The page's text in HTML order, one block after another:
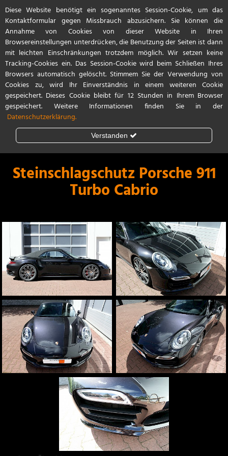
Start Referenzen Kontakt / Anfahrt
Lackschutzfolie
Porsche
Aston Martin
weitere Marken
Fahrzeugbeschriftungen
Beschriftungen und Schilder
Sichtschutz
Sonnenschutz
Infrastruktur
Steinschlagschutz Porsche 911
Turbo Cabrio
Diese Website benötigt ein sogenanntes Session-Cookie, um das
Kontaktformular gegen Missbrauch abzusichern. Sie können die
Annahme von Cookies von dieser Website in Ihren
Browsereinstellungen unterdrücken, die Benutzung der Seiten ist dann
mit leichten Einschränkungen trotzdem möglich. Wir setzen keine
Tracking-Cookies ein. Das Session-Cookie wird beim Schließen Ihres
Browsers automatisch gelöscht. Stimmem Sie der Verwendung von
Cookies zu, wird Ihr Einverständnis in einem weiteren Cookie
gespeichert. Dieses Cookie bleibt für 12 Stunden in Ihrem Browser
gespeichert. Weitere Informationen finden Sie in der
Datenschutzerklärung.
Verstanden